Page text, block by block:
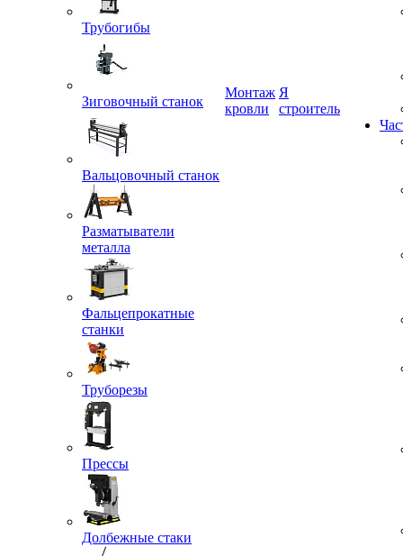
Трубогибы
Зиговочный станок
Вальцовочный станок
Разматыватели
металла
Фальцепрокатные
станки
Труборезы
Прессы
Долбежные стаки
Монтаж
кровли
Я
строитель